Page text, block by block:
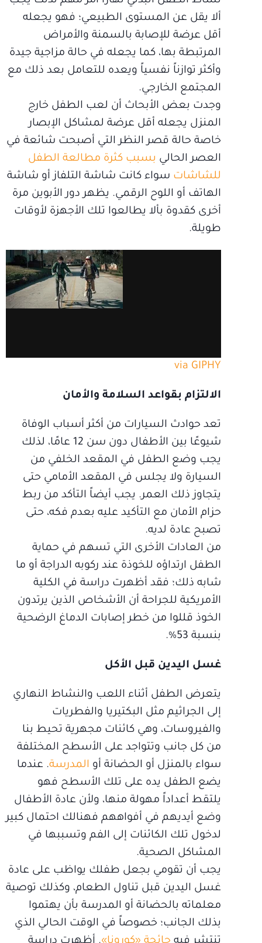
ألا يقل عن المستوى الطبيعي؛ فهو يجعله
أقل عرضة للإصابة بالسمنة والأمراض
المرتبطة بها، كما يجعله في حالة مزاجية جيدة
وأكثر توازناً نفسياً ويعده للتعامل بعد ذلك مع
المجتمع الخارجي.
وجدت بعض الأبحاث أن لعب الطفل خارج
المنزل يجعله أقل عرضة لمشاكل الإبصار
خاصة حالة قصر النظر التي أصبحت شائعة في
العصر الحالي بسبب كثرة مطالعة الطفل
للشاشات سواء كانت شاشة التلفاز أو شاشة
الهاتف أو اللوح الرقمي. يظهر دور الأبوين مرة
أخرى كقدوة بألا يطالعوا تلك الأجهزة لأوقات
طويلة.
via GIPHY
الالتزام بقواعد السلامة والأمان
تعد حوادث السيارات من أكثر أسباب الوفاة
شيوعًا بين الأطفال دون سن 12 عامًا، لذلك
يجب وضع الطفل في المقعد الخلفي من
السيارة ولا يجلس في المقعد الأمامي حتى
يتجاوز ذلك العمر. يجب أيضاً التأكد من ربط
حزام الأمان مع التأكيد عليه بعدم فكه، حتى
تصبح عادة لديه.
من العادات الأخرى التي تسهم في حماية
الطفل ارتداؤه للخوذة عند ركوبه الدراجة أو ما
شابه ذلك؛ فقد أظهرت دراسة في الكلية
الأمريكية للجراحة أن الأشخاص الذين يرتدون
الخوذ قللوا من خطر إصابات الدماغ الرضحية
بنسبة 53%.
غسل اليدين قبل الأكل
يتعرض الطفل أثناء اللعب والنشاط النهاري
إلى الجراثيم مثل البكتيريا والفطريات
والفيروسات، وهي كائنات مجهرية تحيط بنا
من كل جانب وتتواجد على الأسطح المختلفة
سواء بالمنزل أو الحضانة أو المدرسة. عندما
يضع الطفل يده على تلك الأسطح فهو
يلتقط أعداداً مهولة منها، ولأن عادة الأطفال
وضع أيديهم في أفواههم فهنالك احتمال كبير
لدخول تلك الكائنات إلى الفم وتسببها في
المشاكل الصحية.
يجب أن تقومي بجعل طفلك يواظب على عادة
غسل اليدين قبل تناول الطعام، وكذلك توصية
معلماته بالحضانة أو المدرسة بأن يهتموا
بذلك الجانب؛ خصوصاً في الوقت الحالي الذي